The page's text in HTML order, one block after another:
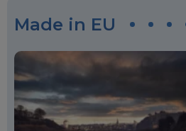
Made in EU